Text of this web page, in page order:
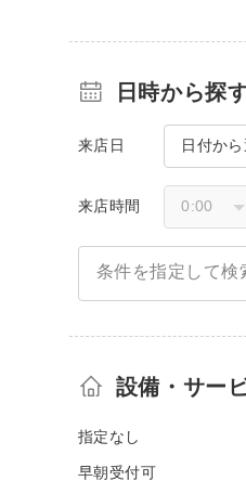
日時から探
来店日 日付か
来店時間
条件を指定して検
設備・サー
指定なし
早朝受付可